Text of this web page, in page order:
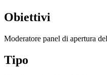
Obiettivi
Moderatore panel di apertura
Tipo